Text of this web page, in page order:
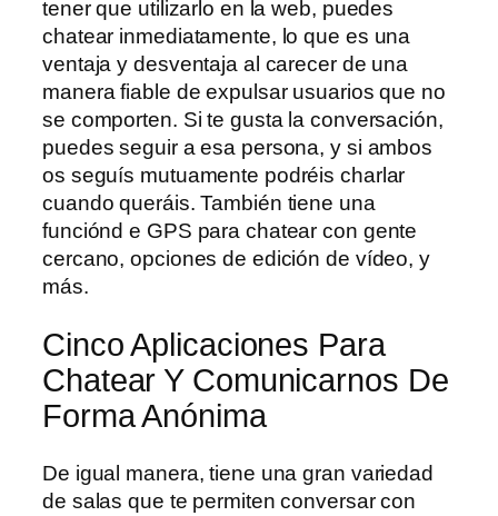
tener que utilizarlo en la web, puedes
chatear inmediatamente, lo que es una
ventaja y desventaja al carecer de una
manera fiable de expulsar usuarios que no
se comporten. Si te gusta la conversación,
puedes seguir a esa persona, y si ambos
os seguís mutuamente podréis charlar
cuando queráis. También tiene una
funciónd e GPS para chatear con gente
cercano, opciones de edición de vídeo, y
más.
Cinco Aplicaciones Para
Chatear Y Comunicarnos De
Forma Anónima
De igual manera, tiene una gran variedad
de salas que te permiten conversar con